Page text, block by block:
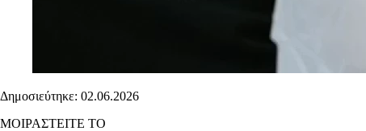
Δημοσιεύτηκε: 02.06.2026
ΜΟΙΡΑΣΤΕΙΤΕ ΤΟ